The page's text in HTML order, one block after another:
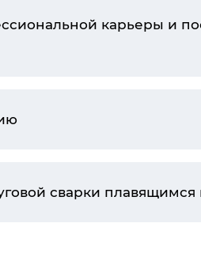
карьеры и
сварки